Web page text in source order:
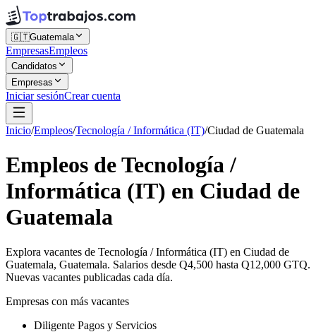
🇬🇹Guatemala
EmpresasEmpleos
Candidatos
Empresas
Iniciar sesiónCrear cuenta
Inicio/Empleos/Tecnología / Informática (IT)/Ciudad de Guatemala
Empleos de Tecnología /
Informática (IT) en Ciudad de
Guatemala
Explora vacantes de Tecnología / Informática (IT) en Ciudad de
Guatemala, Guatemala. Salarios desde Q4,500 hasta Q12,000 GTQ.
Nuevas vacantes publicadas cada día.
Empresas con más vacantes
Diligente Pagos y Servicios